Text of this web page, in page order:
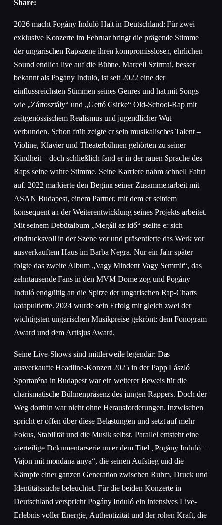
Share:
2026 macht Pogány Induló Halt in Deutschland: Für zwei
exklusive Konzerte im Februar bringt die prägende Stimme
der ungarischen Rapszene ihren kompromisslosen, ehrlichen
Sound endlich live auf die Bühne. Marcell Szirmai, besser
bekannt als Pogány Induló, ist seit 2022 eine der
einflussreichsten Stimmen seines Genres und hat mit Songs
wie „Zártosztály“ und „Gettó Csirke“ Old-School-Rap mit
zeitgenössischem Realismus und jugendlicher Wut
verbunden. Schon früh zeigte er sein musikalisches Talent –
Violine, Klavier und Theaterbühnen gehörten zu seiner
Kindheit – doch schließlich fand er in der rauen Sprache des
Raps seine wahre Stimme. Seine Karriere nahm schnell Fahrt
auf. 2022 markierte den Beginn seiner Zusammenarbeit mit
ASAN Budapest, einem Partner, mit dem er seitdem
konsequent an der Weiterentwicklung seines Projekts arbeitet.
Mit seinem Debütalbum „Megáll az idő“ stellte er sich
eindrucksvoll in der Szene vor und präsentierte das Werk vor
ausverkauftem Haus im Barba Negra. Nur ein Jahr später
folgte das zweite Album „Vagy Mindent Vagy Semmit“, das
zehntausende Fans in den MVM Dome zog und Pogány
Induló endgültig an die Spitze der ungarischen Rap-Charts
katapultierte. 2024 wurde sein Erfolg mit gleich zwei der
wichtigsten ungarischen Musikpreise gekrönt: dem Fonogram
Award und dem Artisjus Award.
Seine Live-Shows sind mittlerweile legendär: Das
ausverkaufte Headline-Konzert 2025 in der Papp László
Sportaréna in Budapest war ein weiterer Beweis für die
charismatische Bühnenpräsenz des jungen Rappers. Doch der
Weg dorthin war nicht ohne Herausforderungen. Inzwischen
spricht er offen über diese Belastungen und setzt auf mehr
Fokus, Stabilität und die Musik selbst. Parallel entsteht eine
vierteilige Dokumentarserie unter dem Titel „Pogány Induló –
Vajon mit mondana anya“, die seinen Aufstieg und die
Kämpfe einer ganzen Generation zwischen Ruhm, Druck und
Identitätssuche beleuchtet. Für die beiden Konzerte in
Deutschland verspricht Pogány Induló ein intensives Live-
Erlebnis voller Energie, Authentizität und der rohen Kraft, die